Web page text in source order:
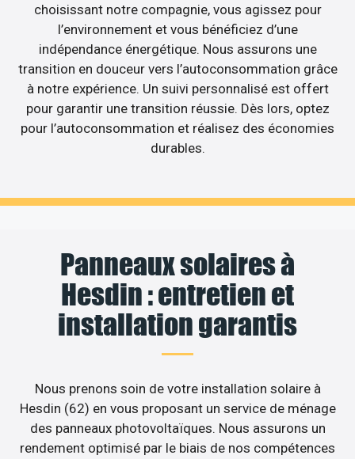
choisissant notre compagnie, vous agissez pour
l’environnement et vous bénéficiez d’une
indépendance énergétique. Nous assurons une
transition en douceur vers l’autoconsommation grâce
à notre expérience. Un suivi personnalisé est offert
pour garantir une transition réussie. Dès lors, optez
pour l’autoconsommation et réalisez des économies
durables.
Panneaux solaires à
Hesdin : entretien et
installation garantis
Nous prenons soin de votre installation solaire à
Hesdin (62) en vous proposant un service de ménage
des panneaux photovoltaïques. Nous assurons un
rendement optimisé par le biais de nos compétences